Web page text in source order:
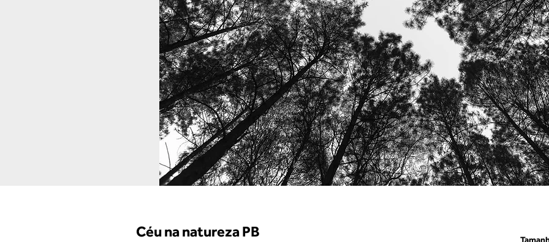
Céu na natureza PB